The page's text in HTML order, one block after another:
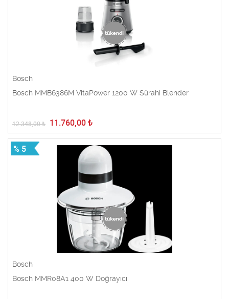
Bosch
Bosch MMB6386M VitaPower 1200 W Sürahi Blender
12.348,00₺ 11.760,00 ₺
% 5
Bosch
Bosch MMR08A1 400 W Doğrayıcı